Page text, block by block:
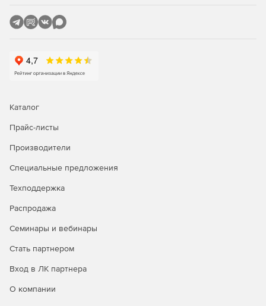
Каталог
Прайс-листы
Производители
Специальные предложения
Техподдержка
Распродажа
Семинары и вебинары
Стать партнером
Вход в ЛК партнера
О компании